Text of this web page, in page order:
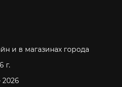
и в магазинах города
г.
2026